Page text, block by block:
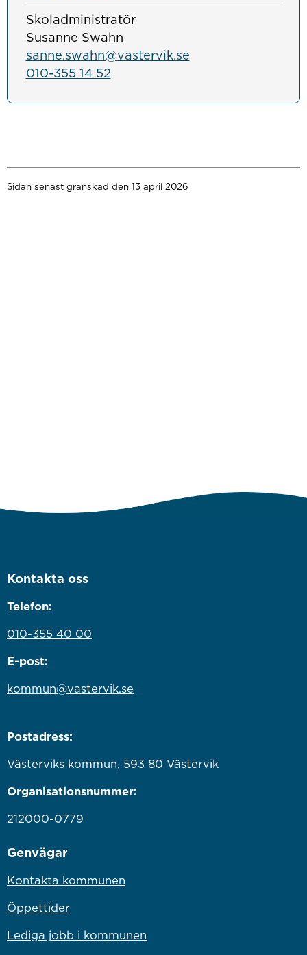
Skoladministratör
Susanne Swahn
sanne.swahn@vastervik.se
010-355 14 52
Sidan senast granskad den 13 april 2026
Kontakta oss
Telefon:
010-355 40 00
E-post:
kommun@vastervik.se
Postadress:
Västerviks kommun, 593 80 Västervik
Organisationsnummer:
212000-0779
Genvägar
Kontakta kommunen
Öppettider
Lediga jobb i kommunen